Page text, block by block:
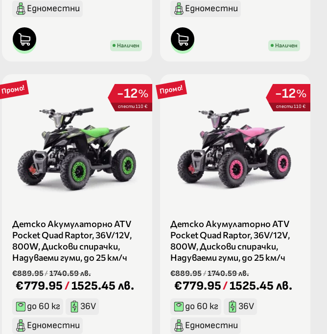
Едноместни
Наличен
Едноместни
Наличен
Промо! %
12
спести 110 €
Детско Акумулаторно ATV
Pocket Quad Raptor, 36V/12V,
800W, Дискови спирачки,
Надуваеми гуми, до 25 км/ч
€889.95/1740.59 лв.
€779.95/1525.45 лв.
до 60 кг
36V
Едноместни
Промо! %
12
спести 110 €
Детско Акумулаторно ATV
Pocket Quad Raptor, 36V/12V,
800W, Дискови спирачки,
Надуваеми гуми, до 25 км/ч
€889.95/1740.59 лв.
€779.95/1525.45 лв.
до 60 кг
36V
Едноместни